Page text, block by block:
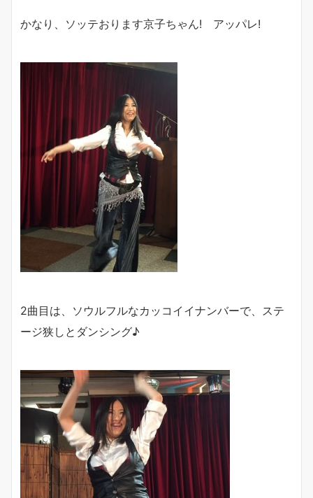
かなり、ソッテおります京子ちゃん! アッパレ!
2曲目は、ソウルフルなカッコイイナンバーで、ステ
ージ狭しとダンシング♪